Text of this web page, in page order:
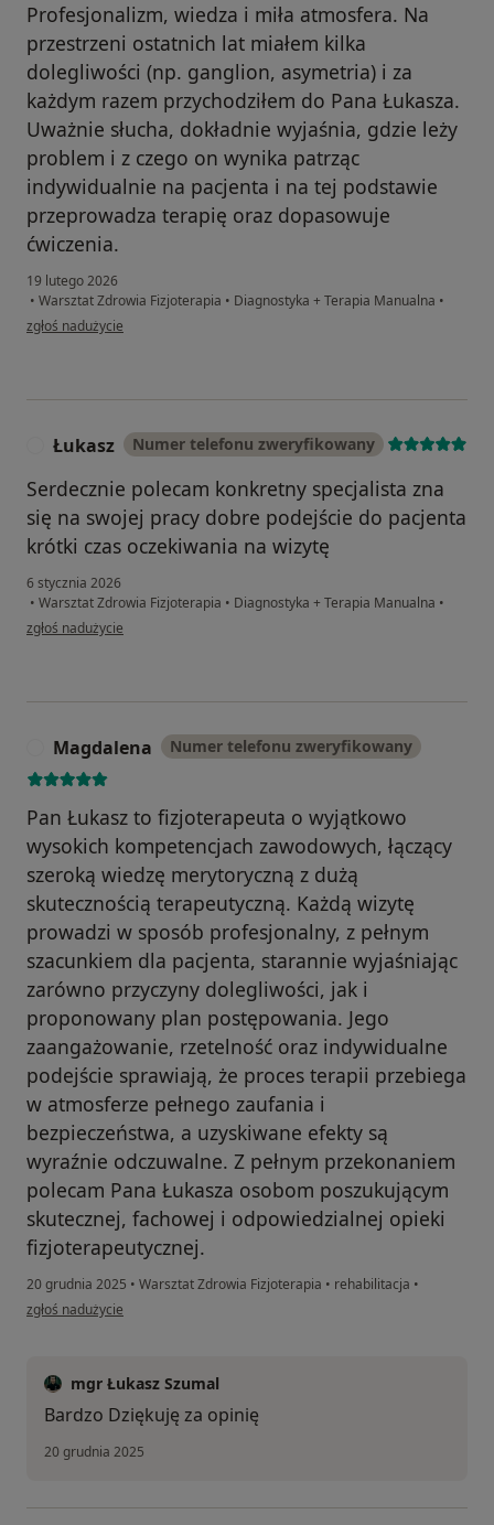
Profesjonalizm, wiedza i miła atmosfera. Na
przestrzeni ostatnich lat miałem kilka
dolegliwości (np. ganglion, asymetria) i za
każdym razem przychodziłem do Pana Łukasza.
Uważnie słucha, dokładnie wyjaśnia, gdzie leży
problem i z czego on wynika patrząc
indywidualnie na pacjenta i na tej podstawie
przeprowadza terapię oraz dopasowuje
ćwiczenia.
19 lutego 2026
• Warsztat Zdrowia Fizjoterapia • Diagnostyka + Terapia Manualna •
w opinii użytkownika Mateusz
zgłoś nadużycie
Łukasz Numer telefonu zweryfikowany
Serdecznie polecam konkretny specjalista zna
się na swojej pracy dobre podejście do pacjenta
krótki czas oczekiwania na wizytę
6 stycznia 2026
• Warsztat Zdrowia Fizjoterapia • Diagnostyka + Terapia Manualna •
w opinii użytkownika Łukasz
zgłoś nadużycie
Magdalena Numer telefonu zweryfikowany
Pan Łukasz to fizjoterapeuta o wyjątkowo
wysokich kompetencjach zawodowych, łączący
szeroką wiedzę merytoryczną z dużą
skutecznością terapeutyczną. Każdą wizytę
prowadzi w sposób profesjonalny, z pełnym
szacunkiem dla pacjenta, starannie wyjaśniając
zarówno przyczyny dolegliwości, jak i
proponowany plan postępowania. Jego
zaangażowanie, rzetelność oraz indywidualne
podejście sprawiają, że proces terapii przebiega
w atmosferze pełnego zaufania i
bezpieczeństwa, a uzyskiwane efekty są
wyraźnie odczuwalne. Z pełnym przekonaniem
polecam Pana Łukasza osobom poszukującym
skutecznej, fachowej i odpowiedzialnej opieki
fizjoterapeutycznej.
20 grudnia 2025 • Warsztat Zdrowia Fizjoterapia • rehabilitacja •
w opinii użytkownika Magdalena
zgłoś nadużycie
mgr Łukasz Szumal
Bardzo Dziękuję za opinię
20 grudnia 2025